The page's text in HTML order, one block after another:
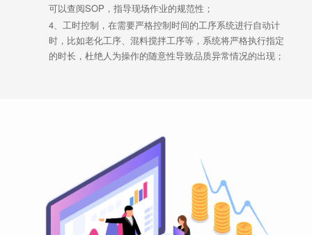
可以查阅SOP，指导现场作业的规范性；
4、工时控制，在需要严格控制时间的工序系统进行自动计
时，比如老化工序、混料搅拌工序等，系统将严格执行指定
的时长，杜绝人为操作的随意性导致品质异常情况的出现；